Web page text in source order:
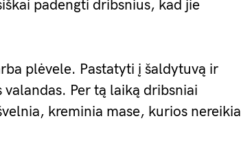
padengti dribsnius, kad jie
plėvele. Pastatyti į šaldytuvą ir
Per tą laiką dribsniai
kreminia mase, kurios nereikia